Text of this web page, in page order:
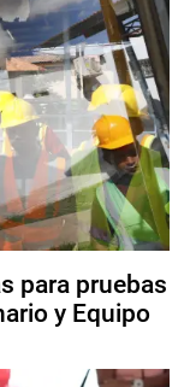
para pruebas
y Equipo